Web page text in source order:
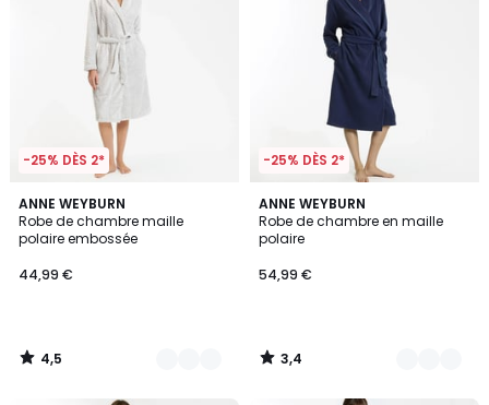
-25% DÈS 2*
ANNE WEYBURN
Robe de chambre maille
polaire embossée
44,99 €
4,5
/ 5
2
Couleurs
4,5
/
-25% DÈS 2*
ANNE WEYBURN
Robe de chambre en maille
polaire
54,99 €
3,4
/ 5
2
Couleurs
3,4
/